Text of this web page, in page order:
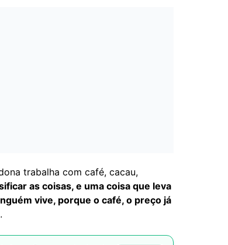
trabalha com café, cacau,
as coisas, e uma coisa que leva
vive, porque o café, o preço já